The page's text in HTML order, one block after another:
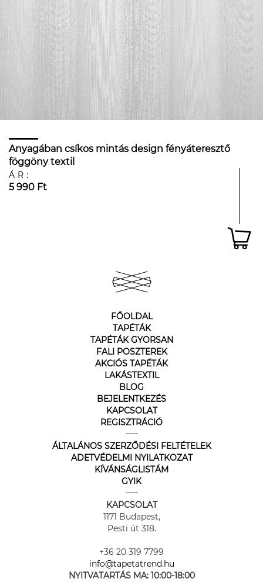
Anyagában csíkos mintás design fényáteresztő
föggöny textil
ÁR:
5 990 Ft
FŐOLDAL
TAPÉTÁK
TAPÉTÁK GYORSAN
FALI POSZTEREK
AKCIÓS TAPÉTÁK
LAKÁSTEXTIL
BLOG
BEJELENTKEZÉS
KAPCSOLAT
REGISZTRÁCIÓ
ÁLTALÁNOS SZERZŐDÉSI FELTÉTELEK
ADETVÉDELMI NYILATKOZAT
KÍVÁNSÁGLISTÁM
GYIK
KAPCSOLAT
1171 Budapest,
Pesti út 318.
+36 20 319 7799
info@tapetatrend.hu
NYITVATARTÁS MA: 10:00-18:00